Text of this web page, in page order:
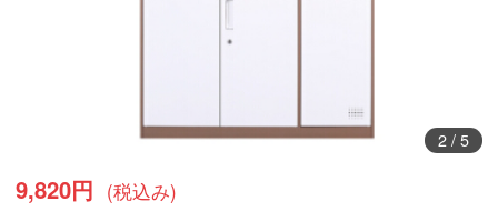
3/ 5
9,820円 (税込み)